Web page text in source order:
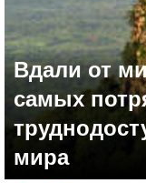
Вдали от
самых
мира